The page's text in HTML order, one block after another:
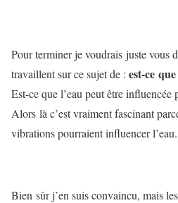
Pour terminer je voudrais juste vous
travaillent sur ce sujet de : est-ce
Est-ce que l’eau peut être influencée
Alors là c’est vraiment fascinant
vibrations pourraient influencer l’eau.
Bien sûr j’en suis convaincu, mais